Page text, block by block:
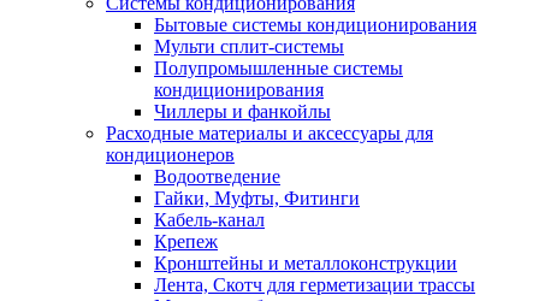
Бытовые системы кондиционирования
Мульти сплит-системы
Полупромышленные системы
кондиционирования
Чиллеры и фанкойлы
Расходные материалы и аксессуары для
кондиционеров
Водоотведение
Гайки, Муфты, Фитинги
Кабель-канал
Крепеж
Кронштейны и металлоконструкции
Лента, Скотч для герметизации трассы